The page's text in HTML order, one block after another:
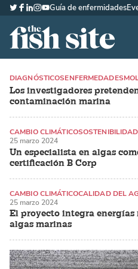
The Fish
Twitter
Facebook
LinkedIn
Instagram
YouTube
Guía de enfermidades
Los investigadores
contaminación marina
DIAGNÓSTICOSENFERMEDADES
Un especialista en algas
certificación B Corp
CAMBIO CLIMÁTICOSOSTENIBILIDAD
25 marzo 2024
El proyecto integra
algas marinas
CAMBIO CLIMÁTICOCALIDAD DEL
ALGAS MARINAS / MACROALGAS
25 marzo 2024